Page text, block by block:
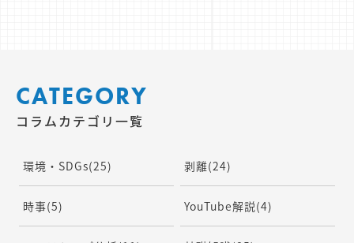
CATEGORY
コラムカテゴリ一覧
環境・SDGs(25) 剥離(24)
時事(5) YouTube解説(4)